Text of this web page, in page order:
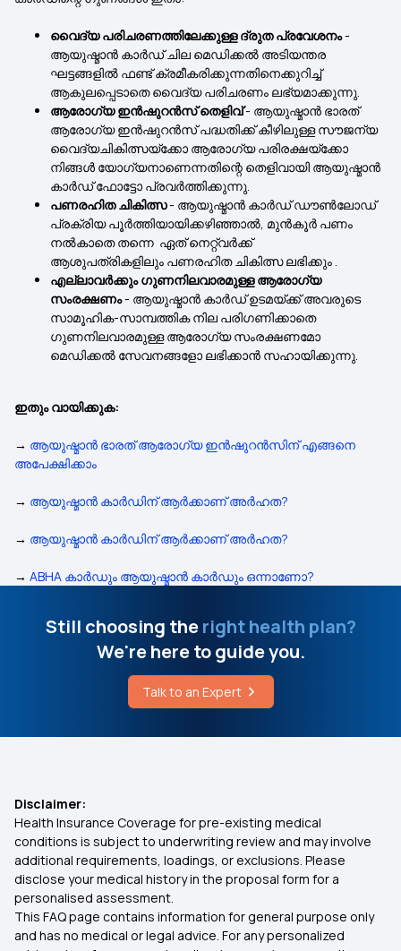
വൈദ്യ പരിചരണത്തിലേക്കുള്ള ദ്രുത പ്രവേശനം-
ആയുഷ്മാൻ കാർഡ് ചില മെഡിക്കൽ അടിയന്തര
ഘട്ടങ്ങളിൽ ഫണ്ട് ക്രമീകരിക്കുന്നതിനെക്കുറിച്ച്
ആകുലപ്പെടാതെ വൈദ്യ പരിചരണം ലഭ്യമാക്കുന്നു.
ആരോഗ്യ ഇൻഷുറൻസ് തെളിവ്- ആയുഷ്മാൻ ഭാരത്
ആരോഗ്യ ഇൻഷുറൻസ് പദ്ധതിക്ക് കീഴിലുള്ള സൗജന്യ
വൈദ്യചികിത്സയ്‌ക്കോ ആരോഗ്യ പരിരക്ഷയ്‌ക്കോ
നിങ്ങൾ യോഗ്യനാണെന്നതിന്റെ തെളിവായി ആയുഷ്മാൻ
കാർഡ് ഫോട്ടോ പ്രവർത്തിക്കുന്നു.
പണരഹിത ചികിത്സ- ആയുഷ്മാൻ കാർഡ് ഡൗൺലോഡ്
പ്രക്രിയ പൂർത്തിയായിക്കഴിഞ്ഞാൽ, മുൻകൂർ പണം
നൽകാതെ തന്നെ ഏത്നെറ്റ്‌വർക്ക്
ആശുപത്രികളിലും പണരഹിത ചികിത്സ ലഭിക്കും .
എല്ലാവർക്കും ഗുണനിലവാരമുള്ള ആരോഗ്യ
സംരക്ഷണം- ആയുഷ്മാൻ കാർഡ് ഉടമയ്ക്ക് അവരുടെ
സാമൂഹിക-സാമ്പത്തിക നില പരിഗണിക്കാതെ
ഗുണനിലവാരമുള്ള ആരോഗ്യ സംരക്ഷണമോ
മെഡിക്കൽ സേവനങ്ങളോ ലഭിക്കാൻ സഹായിക്കുന്നു.
ഇതും വായിക്കുക:
→ ആയുഷ്മാൻ ഭാരത് ആരോഗ്യ ഇൻഷുറൻസിന് എങ്ങനെ
അപേക്ഷിക്കാം
→ ആയുഷ്മാൻ കാർഡിന് ആർക്കാണ് അർഹത?
→ ആയുഷ്മാൻ കാർഡിന് ആർക്കാണ് അർഹത?
→ ABHA കാർഡും ആയുഷ്മാൻ കാർഡും ഒന്നാണോ?
Still choosing theright health plan?
We're here to guide you.
Talk to an Expert
Disclaimer:
Health Insurance Coverage for pre-existing medical
conditions is subject to underwriting review and may involve
additional requirements, loadings, or exclusions. Please
disclose your medical history in the proposal form for a
personalised assessment.
This FAQ page contains information for general purpose only
and has no medical or legal advice. For any personalized